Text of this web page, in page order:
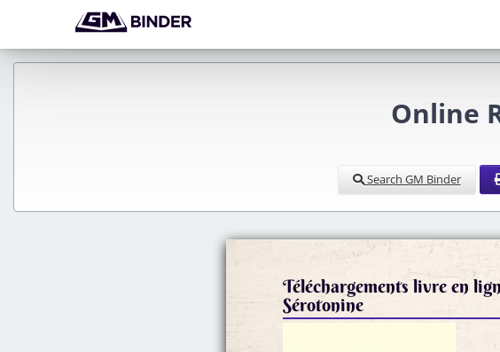
Online
Search GM Binder
Téléchargements livre en
Sérotonine